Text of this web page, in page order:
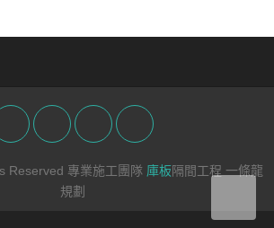
Reserved 專業施工團隊 庫板隔間工程 一條龍
規劃